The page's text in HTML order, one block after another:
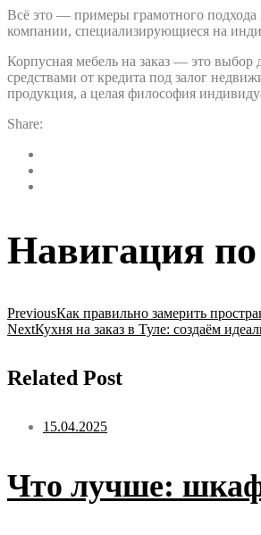
Всё это — примеры грамотного подхода
компании, специализирующиеся на
Корпусная мебель на заказ — это выбор
средствами от кредита под залог
продукция, а целая философия
Share:
Навигация
PreviousКак правильно замерить
NextКухня на заказ в Туле: создаём
Related Post
15.04.2025
Что лучше: